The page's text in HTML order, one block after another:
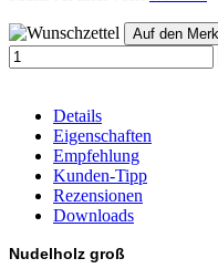
Details
Eigenschaften
Empfehlung
Kunden-Tipp
Rezensionen
Downloads
Nudelholz groß